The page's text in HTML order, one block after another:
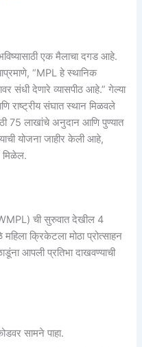
एक मैलाचा दगड आहे.
“MPL हे स्थानिक
संधी देणारे व्यासपीठ आहे.” गेल्या
राष्ट्रीय संघात स्थान मिळवले
75 लाखांचे अनुदान आणि पुण्यात
योजना जाहीर केली आहे,
मिळेल.
ची सुरुवात देखील 4
क्रिकेटला मोठा प्रोत्साहन
आपली प्रतिभा दाखवण्याची
सामने पाहा.